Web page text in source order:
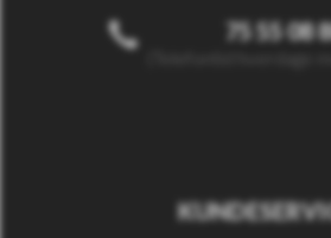
75 55 08